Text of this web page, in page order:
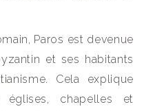
Paros est devenue
et ses habitants
Cela explique
églises, chapelles et